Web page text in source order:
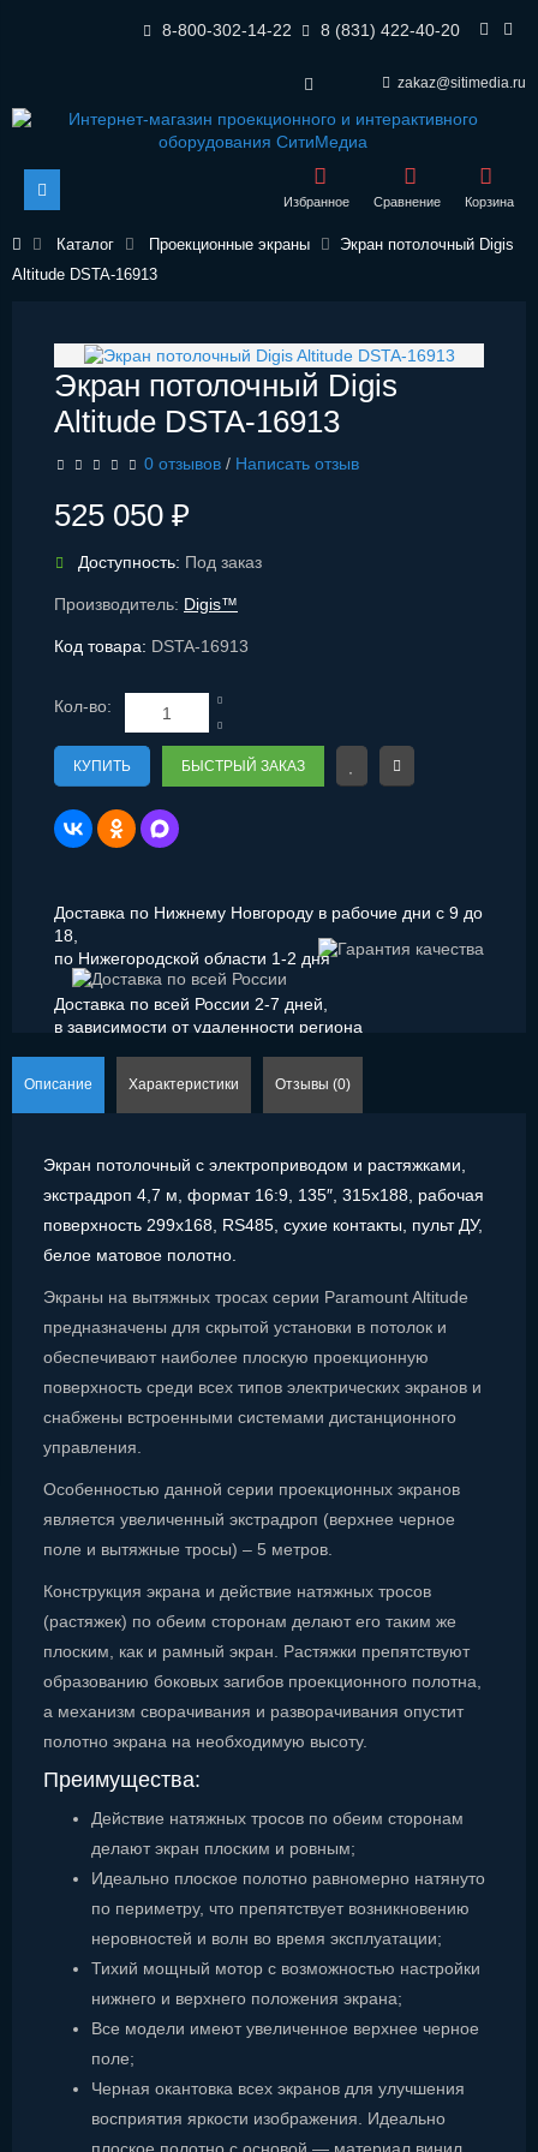
8 (831) 422-40-20
8-800-302-14-22
zakaz@sitimedia.ru
Корзина
Сравнение
Избранное
Каталог Проекционные экраны
Экран потолочный Digis
Altitude DSTA-16913
Экран потолочный Digis
Altitude DSTA-16913
0 отзывов / Написать отзыв
525 050 ₽
Доступность: Под заказ
Производитель: Digis™
Код товара: DSTA-16913
Кол-во:
КУПИТЬ БЫСТРЫЙ ЗАКАЗ
Доставка по Нижнему Новгороду в рабочие дни с 9 до
18,
по Нижегородской области 1-2 дня
Доставка по всей России 2-7 дней,
в зависимости от удаленности региона
Описание Характеристики Отзывы (0)
Экран потолочный с электроприводом и растяжками,
экстрадроп 4,7 м, формат 16:9, 135″, 315x188, рабочая
поверхность 299x168, RS485, сухие контакты, пульт ДУ,
белое матовое полотно.
Экраны на вытяжных тросах серии Paramount Altitude
предназначены для скрытой установки в потолок и
обеспечивают наиболее плоскую проекционную
поверхность среди всех типов электрических экранов и
снабжены встроенными системами дистанционного
управления.
Особенностью данной серии проекционных экранов
является увеличенный экстрадроп (верхнее черное
поле и вытяжные тросы) – 5 метров.
Конструкция экрана и действие натяжных тросов
(растяжек) по обеим сторонам делают его таким же
плоским, как и рамный экран. Растяжки препятствуют
образованию боковых загибов проекционного полотна,
а механизм сворачивания и разворачивания опустит
полотно экрана на необходимую высоту.
Преимущества:
Действие натяжных тросов по обеим сторонам
делают экран плоским и ровным;
Идеально плоское полотно равномерно натянуто
по периметру, что препятствует возникновению
неровностей и волн во время эксплуатации;
Тихий мощный мотор с возможностью настройки
нижнего и верхнего положения экрана;
Все модели имеют увеличенное верхнее черное
поле;
Черная окантовка всех экранов для улучшения
восприятия яркости изображения. Идеально